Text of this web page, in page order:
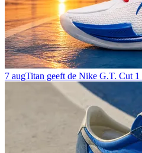
7 augTitan geeft de Nike G.T. Cut